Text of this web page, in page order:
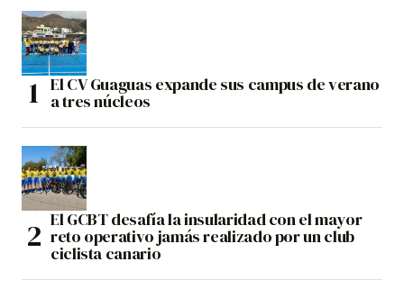
El CV Guaguas expande sus campus de verano
a tres núcleos
El GCBT desafía la insularidad con el mayor
reto operativo jamás realizado por un club
ciclista canario